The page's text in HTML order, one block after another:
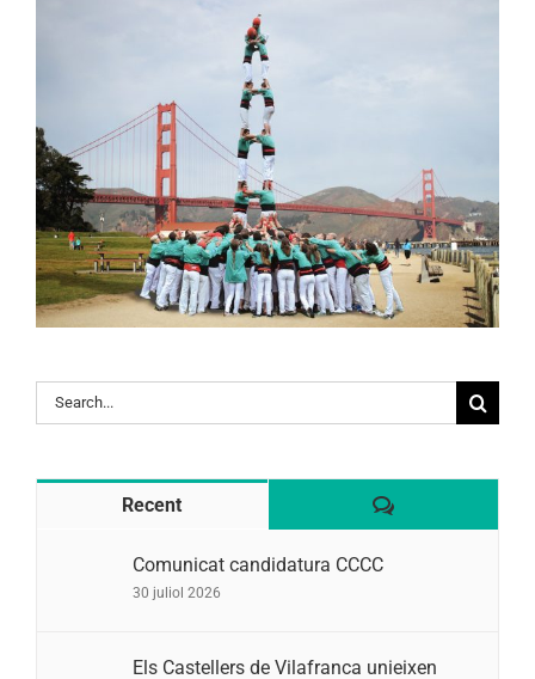
Search
for:
Recent Comentaris
Comunicat candidatura CCCC
30 juliol 2026
Els Castellers de Vilafranca unieixen